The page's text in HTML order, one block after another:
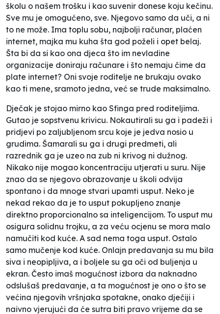
školu o našem trošku i kao suvenir donese koju kečinu.
Sve mu je omogućeno, sve. Njegovo samo da uči, a ni
to ne može. Ima toplu sobu, najbolji računar, plaćen
internet, majka mu kuha šta god poželi i opet belaj.
Šta bi da si kao ona djeca što im nevladine
organizacije doniraju računare i što nemaju čime da
plate internet? Oni svoje roditelje ne brukaju ovako
kao ti mene, sramoto jedna, već se trude maksimalno.
Dječak je stojao mirno kao Sfinga pred roditeljima.
Gutao je sopstvenu krivicu. Nokautirali su ga i padeži i
pridjevi po zaljubljenom srcu koje je jedva nosio u
grudima. Šamarali su ga i drugi predmeti, ali
razrednik ga je uzeo na zub ni krivog ni dužnog.
Nikako nije mogao koncentraciju utjerati u suru. Nije
znao da se njegovo obrazovanje u školi odvija
spontano i da mnoge stvari upamti usput. Neko je
nekad rekao da je to usput pokupljeno znanje
direktno proporcionalno sa inteligencijom. To usput mu
osigura solidnu trojku, a za veću ocjenu se mora malo
namučiti kod kuće. A sad nema toga usput. Ostalo
samo mučenje kod kuće. Onlajn predavanja su mu bila
siva i neopipljiva, a i boljele su ga oči od buljenja u
ekran. Često imaš mogućnost izbora da naknadno
odslušaš predavanje, a ta mogućnost je ono o što se
većina njegovih vršnjaka spotakne, onako dječiji i
naivno vjerujući da će sutra biti pravo vrijeme da se